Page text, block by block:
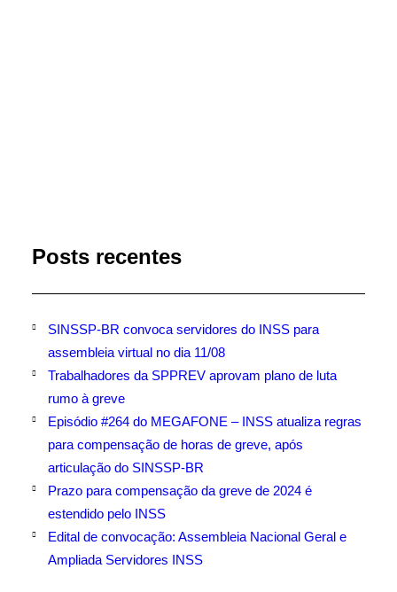
Posts recentes
SINSSP-BR convoca servidores do INSS para
assembleia virtual no dia 11/08
Trabalhadores da SPPREV aprovam plano de luta
rumo à greve
Episódio #264 do MEGAFONE – INSS atualiza regras
para compensação de horas de greve, após
articulação do SINSSP-BR
Prazo para compensação da greve de 2024 é
estendido pelo INSS
Edital de convocação: Assembleia Nacional Geral e
Ampliada Servidores INSS